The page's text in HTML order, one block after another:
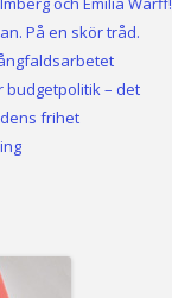
På en skör tråd.
budgetpolitik – det
frihet